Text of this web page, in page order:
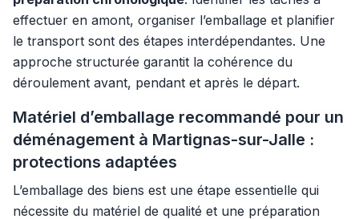
effectuer en amont, organiser l’emballage et planifier
le transport sont des étapes interdépendantes. Une
approche structurée garantit la cohérence du
déroulement avant, pendant et après le départ.
Matériel d’emballage recommandé pour un
déménagement à Martignas-sur-Jalle :
protections adaptées
L’emballage des biens est une étape essentielle qui
nécessite du matériel de qualité et une préparation